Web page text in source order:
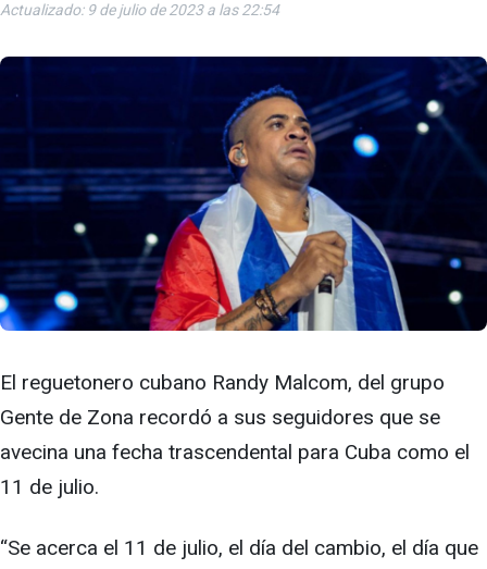
Actualizado: 9 de julio de 2023 a las 22:54
El reguetonero cubano Randy Malcom, del grupo
Gente de Zona recordó a sus seguidores que se
avecina una fecha trascendental para Cuba como el
11 de julio.
“Se acerca el 11 de julio, el día del cambio, el día que